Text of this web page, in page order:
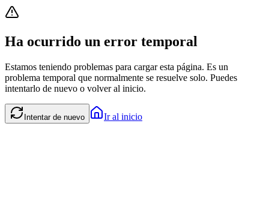
Ha ocurrido un error temporal
Estamos teniendo problemas para cargar esta página. Es un
problema temporal que normalmente se resuelve solo. Puedes
intentarlo de nuevo o volver al inicio.
Intentar de nuevo Ir al inicio